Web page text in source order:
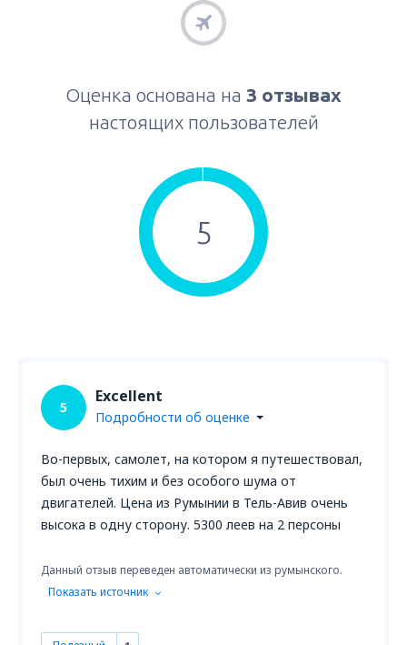
Оценка основана на 3 отзывах
настоящих пользователей
5
5
Excellent
Подробности об оценке
Во-первых, самолет, на котором я путешествовал,
был очень тихим и без особого шума от
двигателей. Цена из Румынии в Тель-Авив очень
высока в одну сторону. 5300 леев на 2 персоны
Данный отзыв переведен автоматически из румынского.
Показать источник